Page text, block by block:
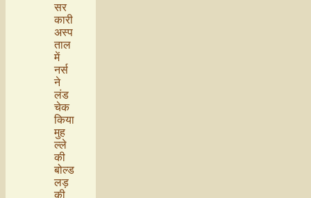
सर
कारी
अस्प
ताल
में
नर्स
ने
लंड
चेक
किया
मुह
ल्ले
की
बोल्ड
लड़
की